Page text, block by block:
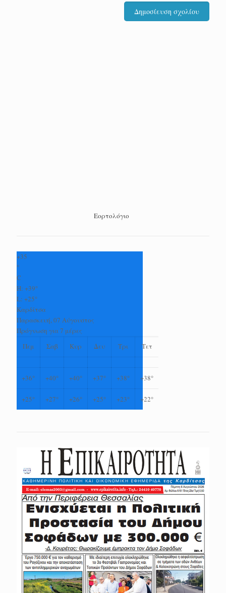
Εορτολόγιο
+35
°
C
H: +39°
L: +25°
Καρδίτσα
Παρασκευή, 07 Αύγουστος
Πρόγνωση για 7 μέρες
Πεμ
Σαβ Κυρ Δευ Τρι Τετ
+36° +40° +40° +37° +38° +38°
+25° +27° +26° +25° +23° +22°